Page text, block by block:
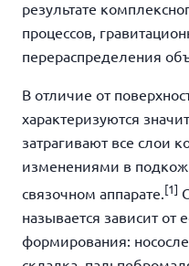
результате
процессов,
перераспределения
В отличие от
характеризуются
затрагивают все слои
изменениями в
связочном аппарате. [1]
называется зависит от
формирования: